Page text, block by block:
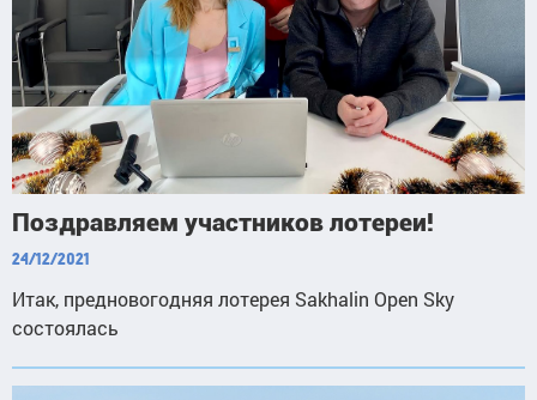
Поздравляем участников лотереи!
24/12/2021
Итак, предновогодняя лотерея Sakhalin Open Sky
состоялась